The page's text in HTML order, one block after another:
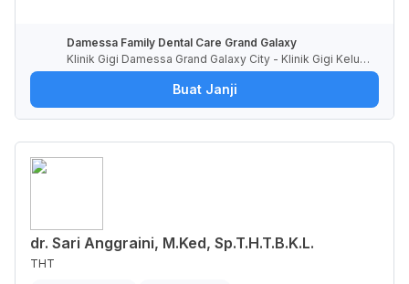
Damessa Family Dental Care Grand Galaxy
Klinik Gigi Damessa Grand Galaxy City - Klinik Gigi Keluar
ga dengan Dokter Spesialis, Ruko RGA, Jaka Setia, Kota
Bekasi, Jawa Barat, Indonesia
Buat Janji
dr. Sari Anggraini, M.Ked, Sp.T.H.T.B.K.L.
THT